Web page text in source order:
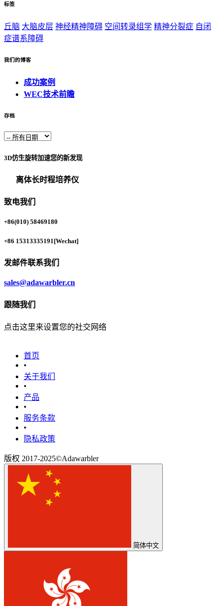
标签
丘脑 大脑皮层 神经精神障碍 空间转录组学 精神分裂症 自闭
症谱系障碍
我们的博客
成功案例
WEC技术前瞻
存档
3D仿生旋转加速您的新发现
离体长时程培养仪
致电我们
+86(010) 58469180
+86 15313335191 [Wechat]
发邮件联系我们
sales@adawarbler.cn
跟随我们
点击这里来设置您的社交网络
首页
•
关于我们
•
产品
•
‎服务条款‎
•
隐私政策
版权 2017-2025©Adawarbler
简体中文